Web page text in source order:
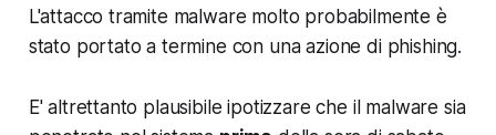
L'attacco tramite malware molto probabilmente è
stato portato a termine con unaazione di phishing.
E' altrettanto plausibile ipotizzare che il malware sia